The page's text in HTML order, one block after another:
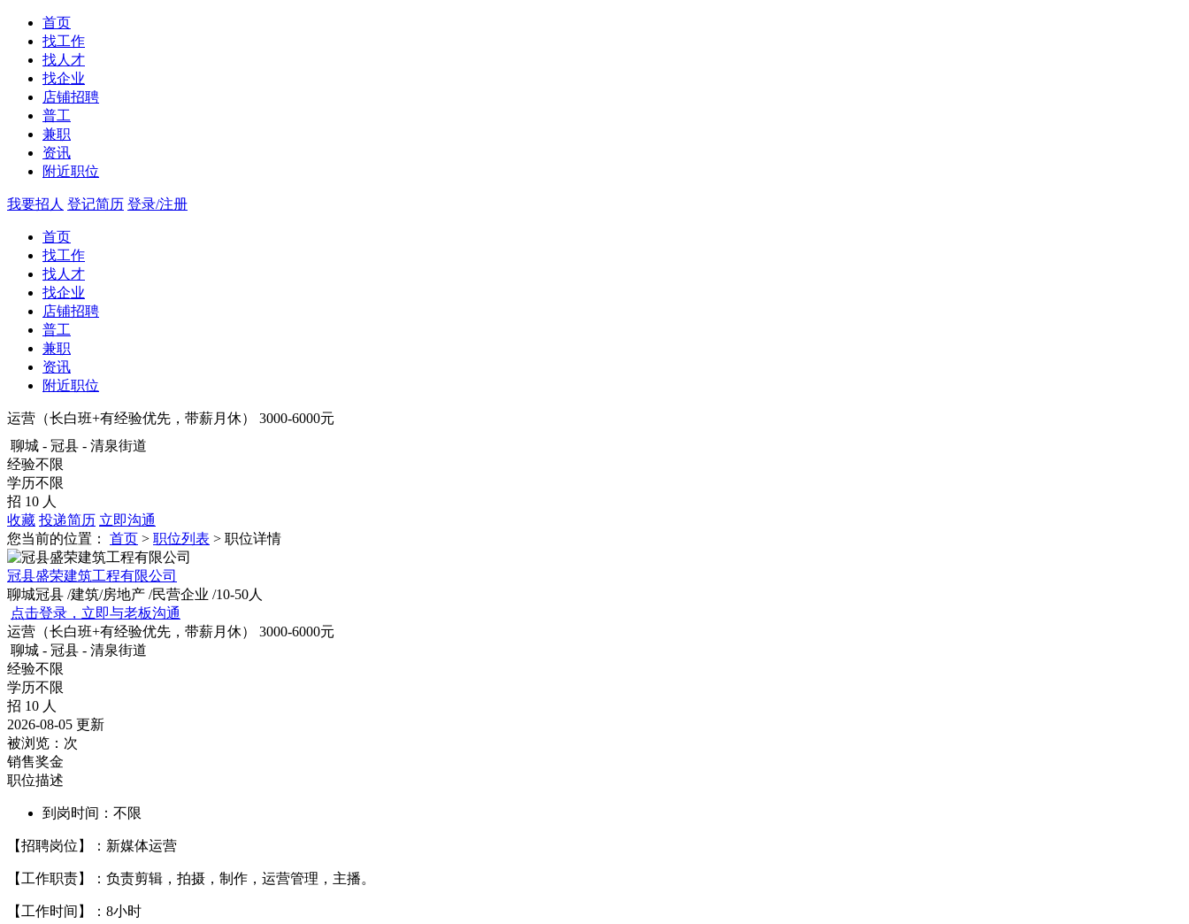
首页
找工作
找人才
找企业
店铺招聘
普工
兼职
资讯
附近职位
我要招人 登记简历 登录/注册
首页
找工作
找人才
找企业
店铺招聘
普工
兼职
资讯
附近职位
运营（长白班+有经验优先，带薪月休） 3000-6000元
聊城 - 冠县 - 清泉街道
经验不限
学历不限
招 10 人
收藏 投递简历 立即沟通
您当前的位置： 首页 > 职位列表 > 职位详情
冠县盛荣建筑工程有限公司
聊城冠县 /建筑/房地产 /民营企业 /10-50人
点击登录，立即与老板沟通
运营（长白班+有经验优先，带薪月休）
3000-6000元
聊城 - 冠县 - 清泉街道
经验不限
学历不限
招 10 人
2026-08-05 更新
被浏览： 次
销售奖金
职位描述
到岗时间：不限
【招聘岗位】：新媒体运营
【工作职责】：负责剪辑，拍摄，制作，运营管理，主播。
【工作时间】：8小时